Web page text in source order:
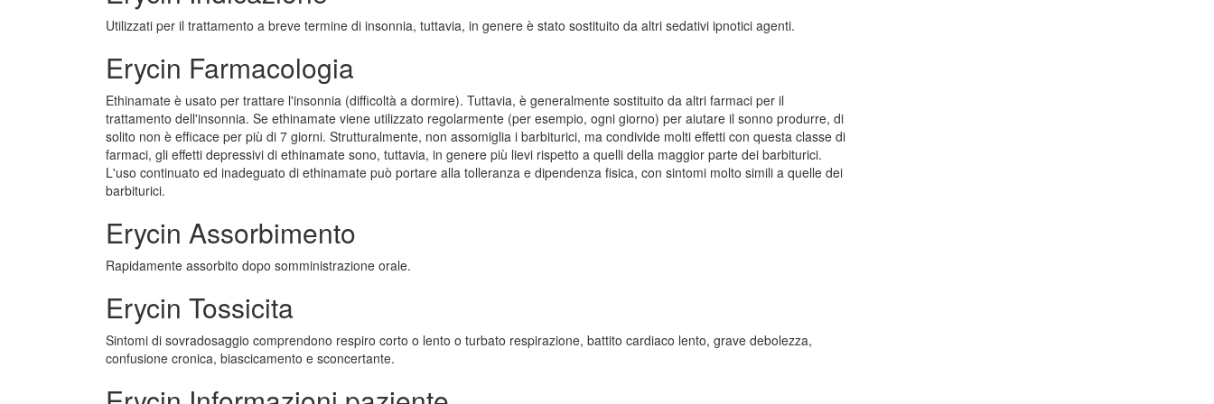
Utilizzati per il trattamento a breve termine di insonnia, tuttavia, in genere è stato sostituito da altri sedativi ipnotici agenti.
Erycin Farmacologia
Ethinamate è usato per trattare l'insonnia (difficoltà a dormire). Tuttavia, è generalmente sostituito da altri farmaci per il
trattamento dell'insonnia. Se ethinamate viene utilizzato regolarmente (per esempio, ogni giorno) per aiutare il sonno produrre, di
solito non è efficace per più di 7 giorni. Strutturalmente, non assomiglia i barbiturici, ma condivide molti effetti con questa classe di
farmaci, gli effetti depressivi di ethinamate sono, tuttavia, in genere più lievi rispetto a quelli della maggior parte dei barbiturici.
L'uso continuato ed inadeguato di ethinamate può portare alla tolleranza e dipendenza fisica, con sintomi molto simili a quelle dei
barbiturici.
Erycin Assorbimento
Rapidamente assorbito dopo somministrazione orale.
Erycin Tossicita
Sintomi di sovradosaggio comprendono respiro corto o lento o turbato respirazione, battito cardiaco lento, grave debolezza,
confusione cronica, biascicamento e sconcertante.